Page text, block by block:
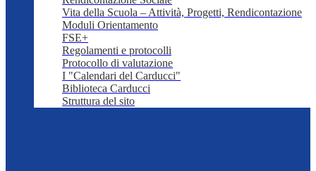
Vita della Scuola – Attività, Progetti, Rendicontazione
Moduli Orientamento
FSE+
Regolamenti e protocolli
Protocollo di valutazione
I "Calendari del Carducci"
Biblioteca Carducci
Struttura del sito